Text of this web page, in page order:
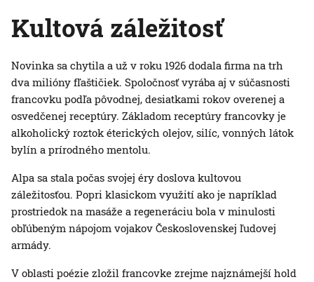
Kultová záležitosť
Novinka sa chytila a už v roku 1926 dodala firma na trh
dva milióny fľaštičiek. Spoločnosť vyrába aj v súčasnosti
francovku podľa pôvodnej, desiatkami rokov overenej a
osvedčenej receptúry. Základom receptúry francovky je
alkoholický roztok éterických olejov, silíc, vonných látok
bylín a prírodného mentolu.
Alpa sa stala počas svojej éry doslova kultovou
záležitosťou. Popri klasickom využití ako je napríklad
prostriedok na masáže a regeneráciu bola v minulosti
obľúbeným nápojom vojakov Československej ľudovej
armády.
V oblasti poézie zložil francovke zrejme najznámejší hold